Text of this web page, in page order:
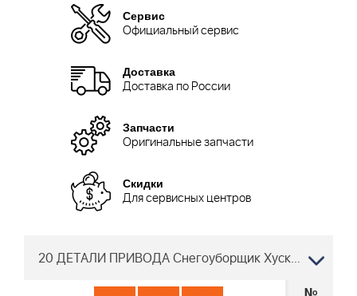
Сервис
Официальный сервис
Доставка
Доставка по России
Запчасти
Оригинальные запчасти
Скидки
Для сервисных центров
20 ДЕТАЛИ ПРИВОДА Снегоуборщик Хускварна ST 224P, 96193012200 2015-05
№